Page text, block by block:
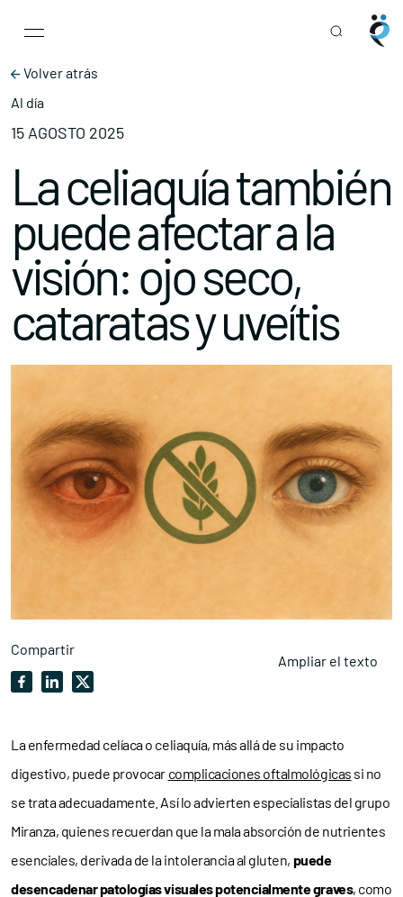
Main Navigation
Volver atrás
Al día
15 AGOSTO 2025
La celiaquía también
puede afectar a la
visión: ojo seco,
cataratas y uveítis
Compartir
Ampliar el texto
La enfermedad celíaca o celiaquía, más allá de su impacto
digestivo, puede provocar complicaciones oftalmológicas si no
se trata adecuadamente. Así lo advierten especialistas del grupo
Miranza, quienes recuerdan que la mala absorción de nutrientes
esenciales, derivada de la intolerancia al gluten, puede
desencadenar patologías visuales potencialmente graves, como